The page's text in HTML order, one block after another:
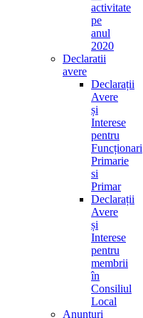
activitate
pe
anul
2020
Declaratii
avere
Declarații
Avere
și
Interese
pentru
Funcționari
Primarie
si
Primar
Declarații
Avere
și
Interese
pentru
membrii
în
Consiliul
Local
Anunturi